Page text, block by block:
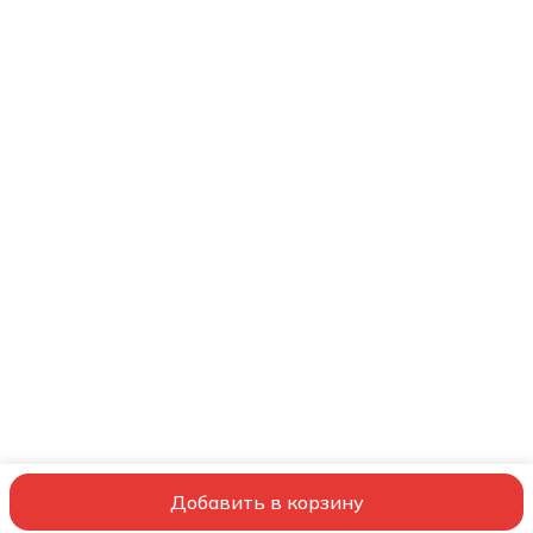
Добавить в корзину
© ООО ШВЕЙНЫЙ СОВЕТНИК ОбучениеСервис